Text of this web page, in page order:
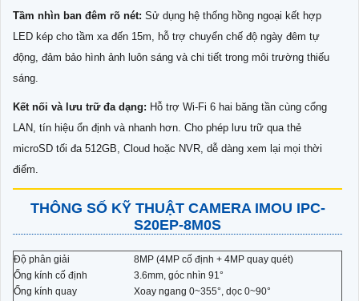
Tầm nhìn ban đêm rõ nét: Sử dụng hệ thống hồng ngoại kết hợp
LED kép cho tầm xa đến 15m, hỗ trợ chuyển chế độ ngày đêm tự
động, đảm bảo hình ảnh luôn sáng và chi tiết trong môi trường thiếu
sáng.
Kết nối và lưu trữ đa dạng: Hỗ trợ Wi-Fi 6 hai băng tần cùng cổng
LAN, tín hiệu ổn định và nhanh hơn. Cho phép lưu trữ qua thẻ
microSD tối đa 512GB, Cloud hoặc NVR, dễ dàng xem lại mọi thời
điểm.
THÔNG SỐ KỸ THUẬT CAMERA IMOU IPC-
S20EP-8M0S
Độ phân giải
8MP (4MP cố định + 4MP quay quét)
Ống kính cố định
3.6mm, góc nhìn 91°
Ống kính quay
Xoay ngang 0~355°, dọc 0~90°